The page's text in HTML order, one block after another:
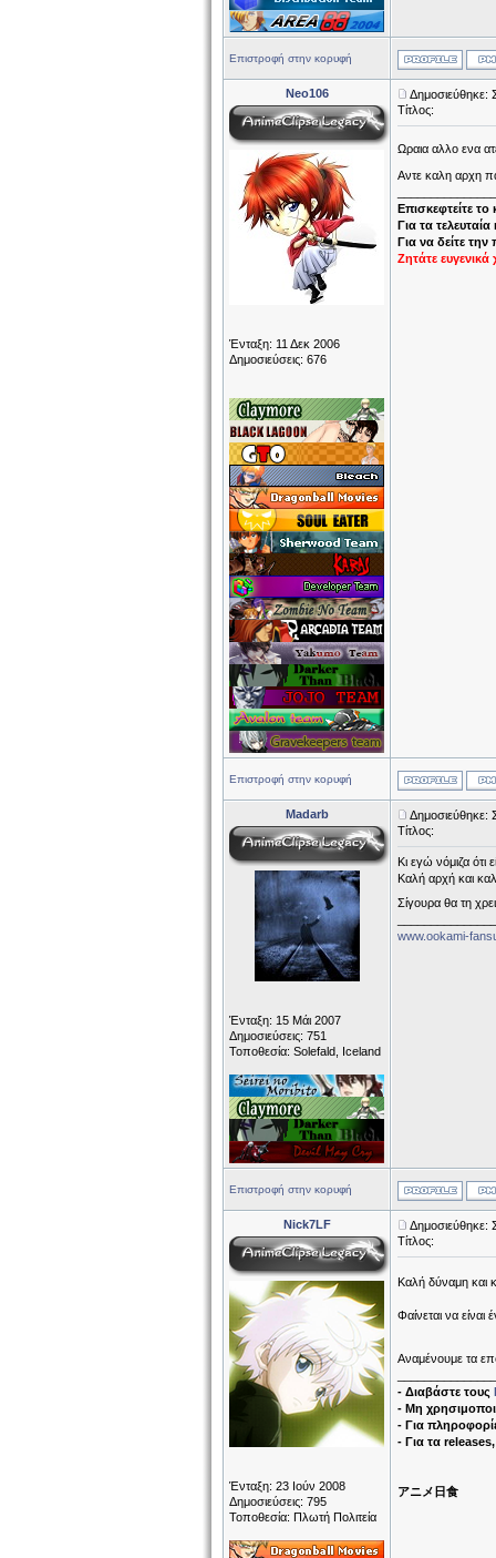
Επιστροφή στην κορυφή
Neo106
Ένταξη: 11 Δεκ 2006
Δημοσιεύσεις: 676
Δημοσιεύθηκε:
Τίτλος:
Ωραια αλλο ενα
Αντε καλη αρχη
Επισκεφτείτε
Για τα
Για να δείτε
Ζητάτε ευγενικά
Επιστροφή στην κορυφή
Madarb
Ένταξη: 15 Μάι 2007
Δημοσιεύσεις: 751
Τοποθεσία: Solefald, Iceland
Δημοσιεύθηκε:
Τίτλος:
Κι εγώ νόμιζα ότι
Καλή αρχή και
Σίγουρα θα τη
www.ookami-
Επιστροφή στην κορυφή
Nick7LF
Ένταξη: 23 Ιούν 2008
Δημοσιεύσεις: 795
Τοποθεσία: Πλωτή Πολιτεία
Δημοσιεύθηκε:
Τίτλος:
Καλή δύναμη και
Φαίνεται να
Αναμένουμε τα
- Διαβάστε τους
- Μη
- Για
- Για τα releases,
アニメ日食